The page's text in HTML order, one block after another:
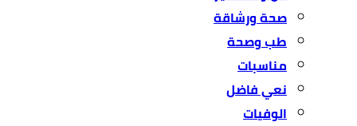
صحة ورشاقة
طب وصحة
مناسبات
نعي فاضل
الوفيات